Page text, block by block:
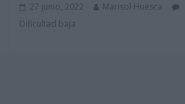
27 junio, 2022 Marisol Huesca
Dificultad baja